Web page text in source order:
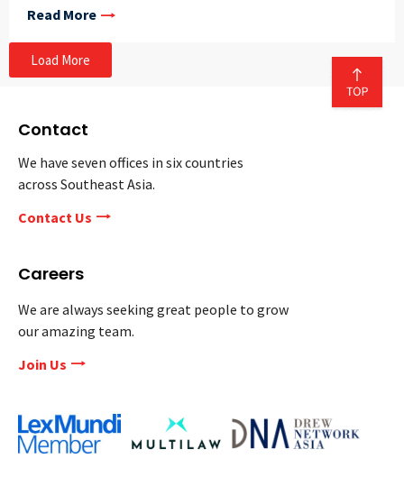
Read More
Load More
Contact
We have seven offices in six countries
across Southeast Asia.
Contact Us
Careers
We are always seeking great people to grow
our amazing team.
Join Us